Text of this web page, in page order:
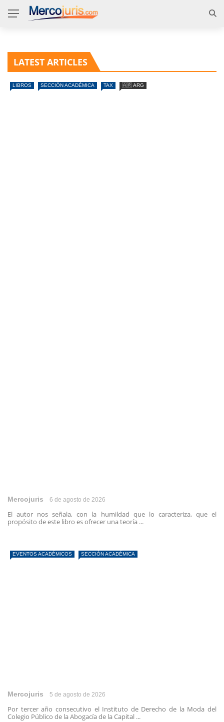
LATEST ARTICLES
LIBROS SECCIÓN ACADÉMICA TAX 🇦🇷 ARG
Mercojuris 6 de agosto de 2026
El autor nos señala, con la humildad que lo caracteriza, que el
propósito de este libro es ofrecer una teoría ...
EVENTOS ACADÉMICOS SECCIÓN ACADÉMICA
Mercojuris 5 de agosto de 2026
Por tercer año consecutivo el Instituto de Derecho de la Moda del
Colegio Público de la Abogacía de la Capital ...